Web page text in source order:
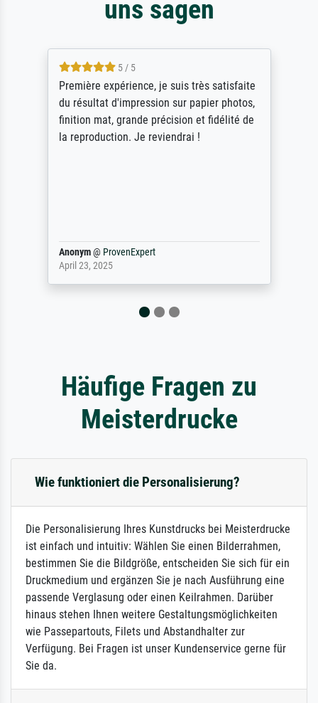
uns sagen
5 / 5
Première expérience, je suis très satisfaite
du résultat d'impression sur papier photos,
finition mat, grande précision et fidélité de
la reproduction. Je reviendrai !
Anonym@ ProvenExpert
April 23, 2025
Häufige Fragen zu
Meisterdrucke
Wie funktioniert die Personalisierung?
Die Personalisierung Ihres Kunstdrucks bei Meisterdrucke
ist einfach und intuitiv: Wählen Sie einen Bilderrahmen,
bestimmen Sie die Bildgröße, entscheiden Sie sich für ein
Druckmedium und ergänzen Sie je nach Ausführung eine
passende Verglasung oder einen Keilrahmen. Darüber
hinaus stehen Ihnen weitere Gestaltungsmöglichkeiten
wie Passepartouts, Filets und Abstandhalter zur
Verfügung. Bei Fragen ist unser Kundenservice gerne für
Sie da.